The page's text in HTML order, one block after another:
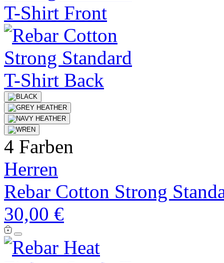
4 Farben
Herren
Rebar Cotton Strong
30,00 €